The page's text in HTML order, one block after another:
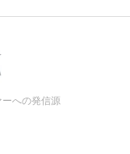
への発信源